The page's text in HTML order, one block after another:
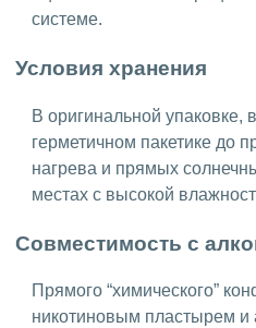
системе.
Условия хранения
В оригинальной упаковке,
герметичном пакетике до
нагрева и прямых
местах с высокой
Совместимость с
Прямого “химического”
никотиновым пластырем и